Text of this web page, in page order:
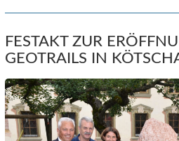
FESTAKT ZUR
GEOTRAILS IN